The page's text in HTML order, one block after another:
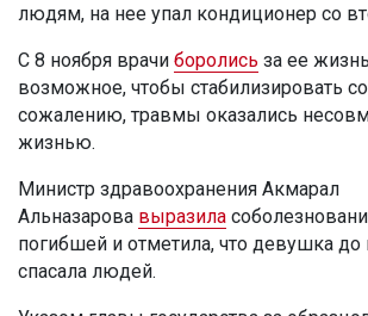
людям, на нее упал кондиционер со
С 8 ноября врачи боролись за ее
возможное, чтобы стабилизировать
сожалению, травмы оказались
жизнью.
Министр здравоохранения Акмарал
Альназарова выразила
погибшей и отметила, что девушка до
спасала людей.